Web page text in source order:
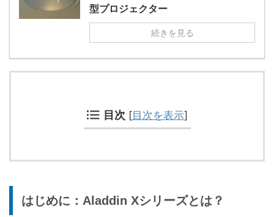
型プロジェクター
続きを見る
目次 [目次を表示]
はじめに：Aladdin Xシリーズとは？